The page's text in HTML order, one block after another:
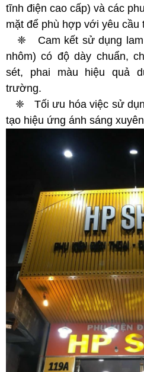
tĩnh điện cao cấp) và các
mặt để phù hợp với yêu cầu
❈ Cam kết sử dụng lam
nhôm) có độ dày chuẩn,
sét, phai màu hiệu quả
trường.
❈ Tối ưu hóa việc sử
tạo hiệu ứng ánh sáng